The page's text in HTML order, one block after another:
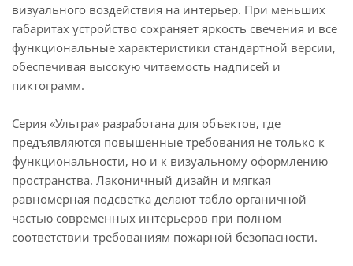
визуального воздействия на интерьер. При меньших
габаритах устройство сохраняет яркость свечения и все
функциональные характеристики стандартной версии,
обеспечивая высокую читаемость надписей и
пиктограмм.
Серия «Ультра» разработана для объектов, где
предъявляются повышенные требования не только к
функциональности, но и к визуальному оформлению
пространства. Лаконичный дизайн и мягкая
равномерная подсветка делают табло органичной
частью современных интерьеров при полном
соответствии требованиям пожарной безопасности.